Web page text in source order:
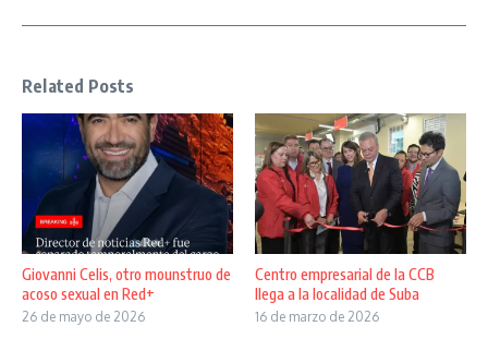
Related Posts
Giovanni Celis, otro mounstruo de
acoso sexual en Red+
26 de mayo de 2026
Centro empresarial de la CCB
llega a la localidad de Suba
16 de marzo de 2026